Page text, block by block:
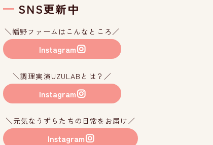
SNS更新中
＼幡野ファームはこんなところ／
Instagram
＼調理実演UZULABとは？／
Instagram
＼元気なうずらたちの日常をお届け／
Instagram